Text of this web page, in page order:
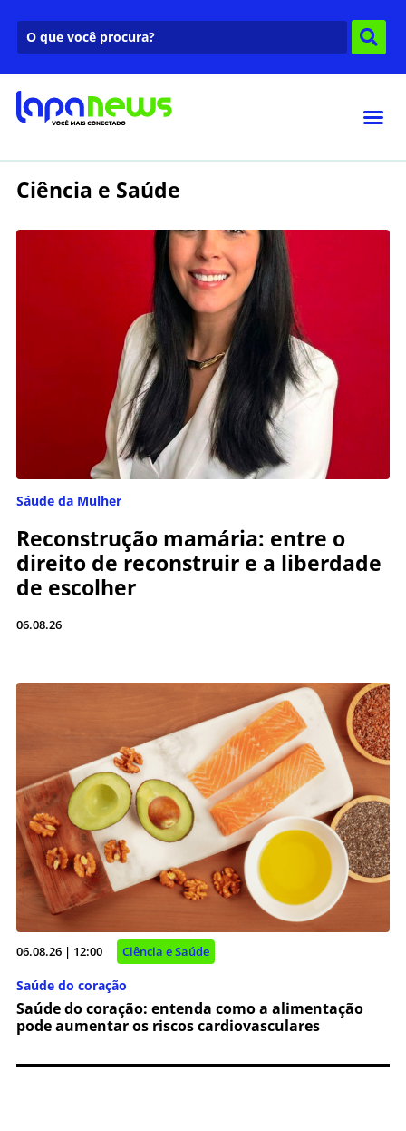
Ciência e Saúde
Sáude da Mulher
Reconstrução mamária: entre o
direito de reconstruir e a liberdade
de escolher
06.08.26
06.08.26 | 12:00 Ciência e Saúde
Saúde do coração
Saúde do coração: entenda como a alimentação
pode aumentar os riscos cardiovasculares